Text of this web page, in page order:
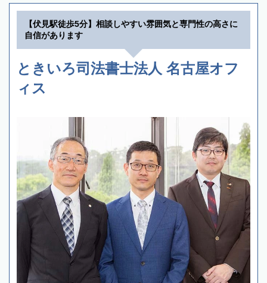
【伏見駅徒歩5分】相談しやすい雰囲気と専門性の高さに
自信があります
ときいろ司法書士法人 名古屋オフ
ィス